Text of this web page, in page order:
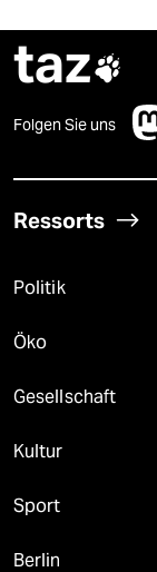
taz
Folgen Sie uns
Ressorts
Politik
Öko
Gesellschaft
Kultur
Sport
Berlin